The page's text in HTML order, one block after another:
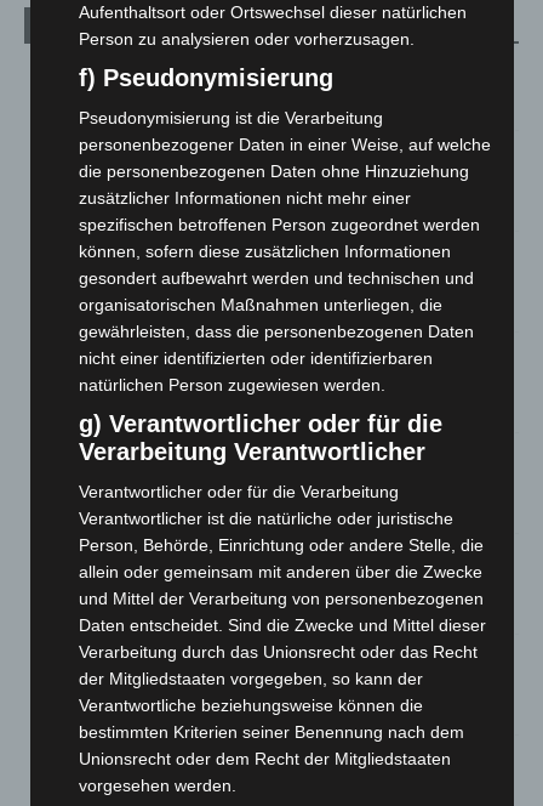
M’era Luna 2026: 25.000 Fans feiern in Hildesheim
Kunst trifft Weingenuss: Barbara-Susann Mehring zeigt ihre
Werke im Jacques’ Wein-Depot Isernhagen
8. August 2026
A2: Zweite Turbobaustelle startet zwischen Hannover-West
und Bothfeld
8. August 2026
Niedersachsen: Feuerwehrkräfte kehren nach
Waldbrandeinsatz aus Spanien zurück
Hannover: Erste Tigermücken-Population in Niedersachsen
7. August 2026
Brand im „Haus der Begegnung“ in Neuwarmbüchen schnell
eingedämmt
6. August 2026
Region Hannover: 21 neue Notfallsanitäter starten beim
Roten Kreuz
5. August 2026
Mann läuft mit Hockeyschläger über A7 – Polizei sucht
Zeugen
Aufenthaltsort oder Ortswechsel dieser natürlichen
Person zu analysieren oder vorherzusagen.
f) Pseudonymisierung
Pseudonymisierung ist die Verarbeitung
personenbezogener Daten in einer Weise, auf welche
die personenbezogenen Daten ohne Hinzuziehung
zusätzlicher Informationen nicht mehr einer
spezifischen betroffenen Person zugeordnet werden
können, sofern diese zusätzlichen Informationen
gesondert aufbewahrt werden und technischen und
organisatorischen Maßnahmen unterliegen, die
gewährleisten, dass die personenbezogenen Daten
nicht einer identifizierten oder identifizierbaren
natürlichen Person zugewiesen werden.
g) Verantwortlicher oder für die
Verarbeitung Verantwortlicher
Verantwortlicher oder für die Verarbeitung
Verantwortlicher ist die natürliche oder juristische
Person, Behörde, Einrichtung oder andere Stelle, die
allein oder gemeinsam mit anderen über die Zwecke
und Mittel der Verarbeitung von personenbezogenen
Daten entscheidet. Sind die Zwecke und Mittel dieser
Verarbeitung durch das Unionsrecht oder das Recht
der Mitgliedstaaten vorgegeben, so kann der
Verantwortliche beziehungsweise können die
bestimmten Kriterien seiner Benennung nach dem
Unionsrecht oder dem Recht der Mitgliedstaaten
vorgesehen werden.